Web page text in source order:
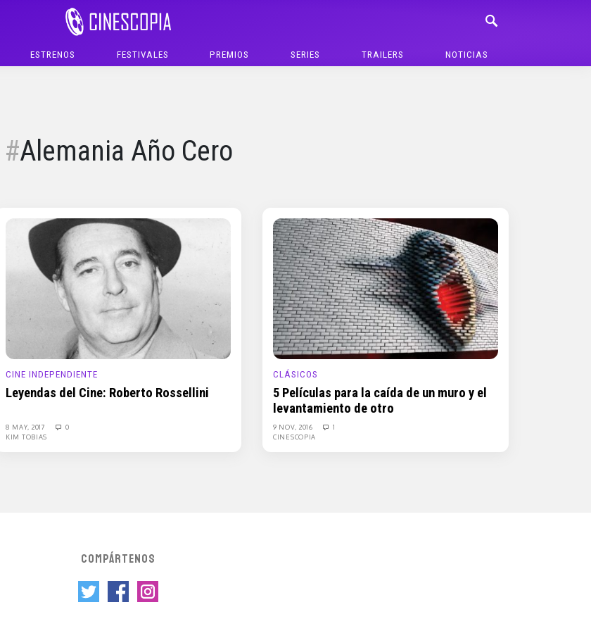
ESTRENOS FESTIVALES PREMIOS SERIES TRAILERS NOTICIAS
Alemania Año Cero
CINE INDEPENDIENTE
Leyendas del Cine: Roberto Rossellini
8 MAY, 2017
0
KIM TOBIAS
CLÁSICOS
5 Películas para la caída de un muro y el
levantamiento de otro
9 NOV, 2016
1
CINESCOPIA
COMPÁRTENOS